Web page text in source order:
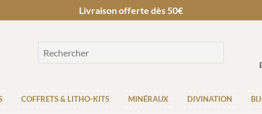
Livraison offerte dès 50€
COFFRETS & LITHO-KITS MINÉRAUX DIVINATION